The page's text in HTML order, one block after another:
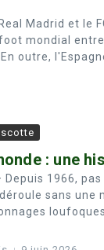
Madrid et le
mondial
outre,
: une
Depuis 1966,
sans une